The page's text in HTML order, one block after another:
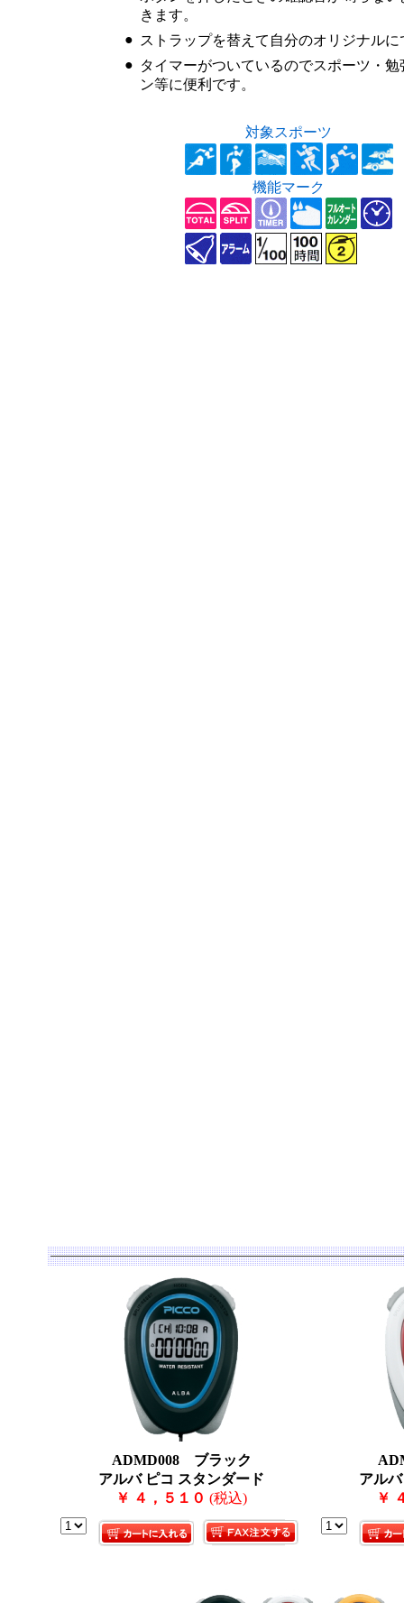
きます。
● ストラップを替えて自分のオリジナルに
● タイマーがついているのでスポーツ・勉
ン等に便利です。
対象スポーツ
機能マーク
ADMD008 ブラック
アルバ ピコ スタンダード
￥ ４，５１０ (税込)
アル
￥